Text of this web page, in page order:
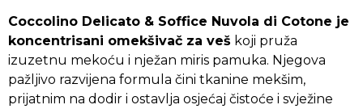
Coccolino Delicato & Soffice Nuvola di Cotone je
koncentrisani omekšivač za veš koji pruža
izuzetnu mekoću i nježan miris pamuka. Njegova
pažljivo razvijena formula čini tkanine mekšim,
prijatnim na dodir i ostavlja osjećaj čistoće i svježine